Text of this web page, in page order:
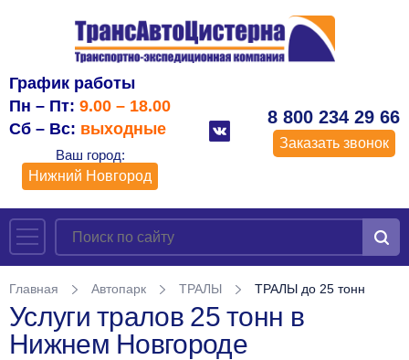
График работы
Пн – Пт: 9.00 – 18.00
Сб – Вс: выходные
Ваш город:
Нижний Новгород
8 800 234 29 66
Заказать звонок
Главная Автопарк ТРАЛЫ ТРАЛЫ до 25 тонн
Услуги тралов 25 тонн в
Нижнем Новгороде